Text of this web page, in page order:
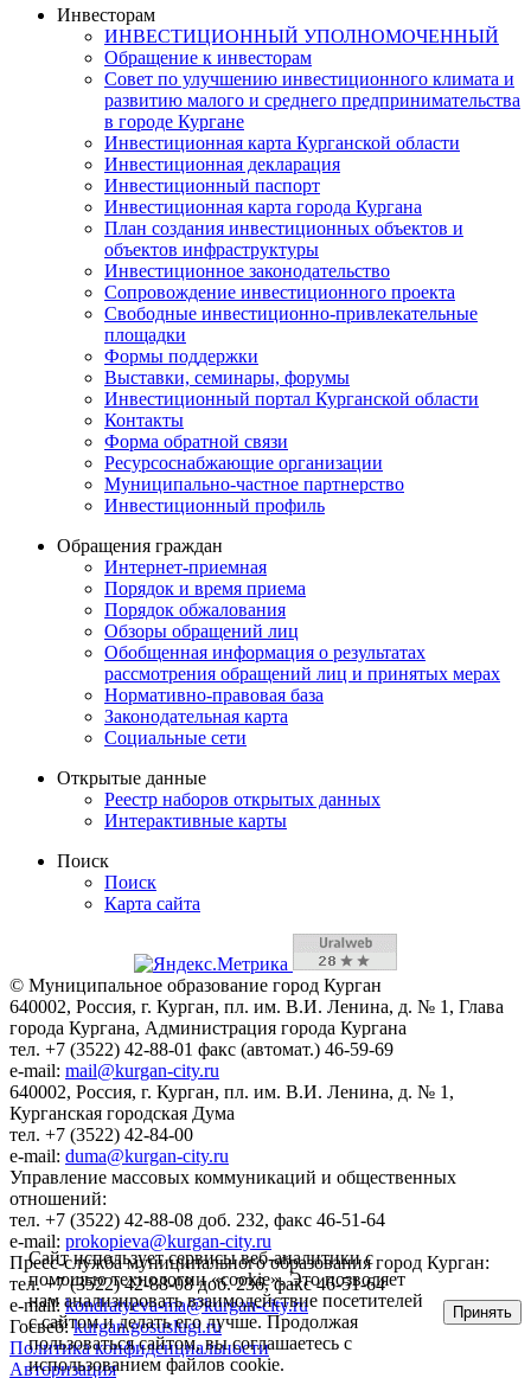
Инвесторам
ИНВЕСТИЦИОННЫЙ УПОЛНОМОЧЕННЫЙ
Обращение к инвесторам
Совет по улучшению инвестиционного климата и
развитию малого и среднего предпринимательства
в городе Кургане
Инвестиционная карта Курганской области
Инвестиционная декларация
Инвестиционный паспорт
Инвестиционная карта города Кургана
План создания инвестиционных объектов и
объектов инфраструктуры
Инвестиционное законодательство
Сопровождение инвестиционного проекта
Свободные инвестиционно-привлекательные
площадки
Формы поддержки
Выставки, семинары, форумы
Инвестиционный портал Курганской области
Контакты
Форма обратной связи
Ресурсоснабжающие организации
Муниципально-частное партнерство
Инвестиционный профиль
Обращения граждан
Интернет-приемная
Порядок и время приема
Порядок обжалования
Обзоры обращений лиц
Обобщенная информация о результатах
рассмотрения обращений лиц и принятых мерах
Нормативно-правовая база
Законодательная карта
Социальные сети
Открытые данные
Реестр наборов открытых данных
Интерактивные карты
Поиск
Поиск
Карта сайта
© Муниципальное образование город Курган
640002, Россия, г. Курган, пл. им. В.И. Ленина, д. № 1, Глава
города Кургана, Администрация города Кургана
тел. +7 (3522) 42-88-01 факс (автомат.) 46-59-69
e-mail: mail@kurgan-city.ru
640002, Россия, г. Курган, пл. им. В.И. Ленина, д. № 1,
Курганская городская Дума
тел. +7 (3522) 42-84-00
e-mail: duma@kurgan-city.ru
Управление массовых коммуникаций и общественных
отношений:
тел. +7 (3522) 42-88-08 доб. 232, факс 46-51-64
e-mail: prokopieva@kurgan-city.ru
Пресс-служба муниципального образования город Курган:
тел. +7 (3522) 42-88-08 доб. 236, факс 46-51-64
e-mail:kondratyeva-ma@kurgan-city.ru
Госвеб:kurgan.gosuslugi.ru
Политика конфиденциальности
Авторизация
Сайт использует сервисы веб-аналитики с
помощью технологии «cookie». Это позволяет
нам анализировать взаимодействие посетителей
с сайтом и делать его лучше. Продолжая
пользоваться сайтом, вы соглашаетесь с
использованием файлов cookie.
Принять